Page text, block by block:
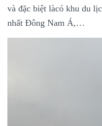
và đặc biệt làcó khu du
nhất Đông Nam Á,…